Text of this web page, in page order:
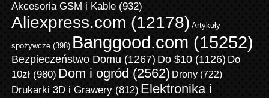
Akcesoria GSM i Kable(932)
Aliexpress.com (12178) Artykuły
spożywcze(398) Banggood.com (15252)
Bezpieczeństwo Domu (1267) Do $10(1126) Do
10zł(980) Dom i ogród (2562) Drony(722)
Drukarki 3D i Grawery(812) Elektronika i